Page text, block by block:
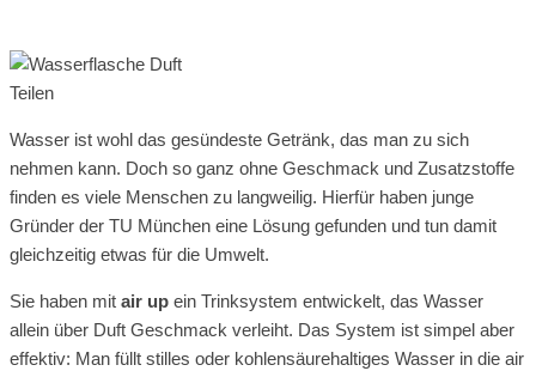
Teilen
Wasser ist wohl das gesündeste Getränk, das man zu sich
nehmen kann. Doch so ganz ohne Geschmack und Zusatzstoffe
finden es viele Menschen zu langweilig. Hierfür haben junge
Gründer der TU München eine Lösung gefunden und tun damit
gleichzeitig etwas für die Umwelt.
Sie haben mit air up ein Trinksystem entwickelt, das Wasser
allein über Duft Geschmack verleiht. Das System ist simpel aber
effektiv: Man füllt stilles oder kohlensäurehaltiges Wasser in die air